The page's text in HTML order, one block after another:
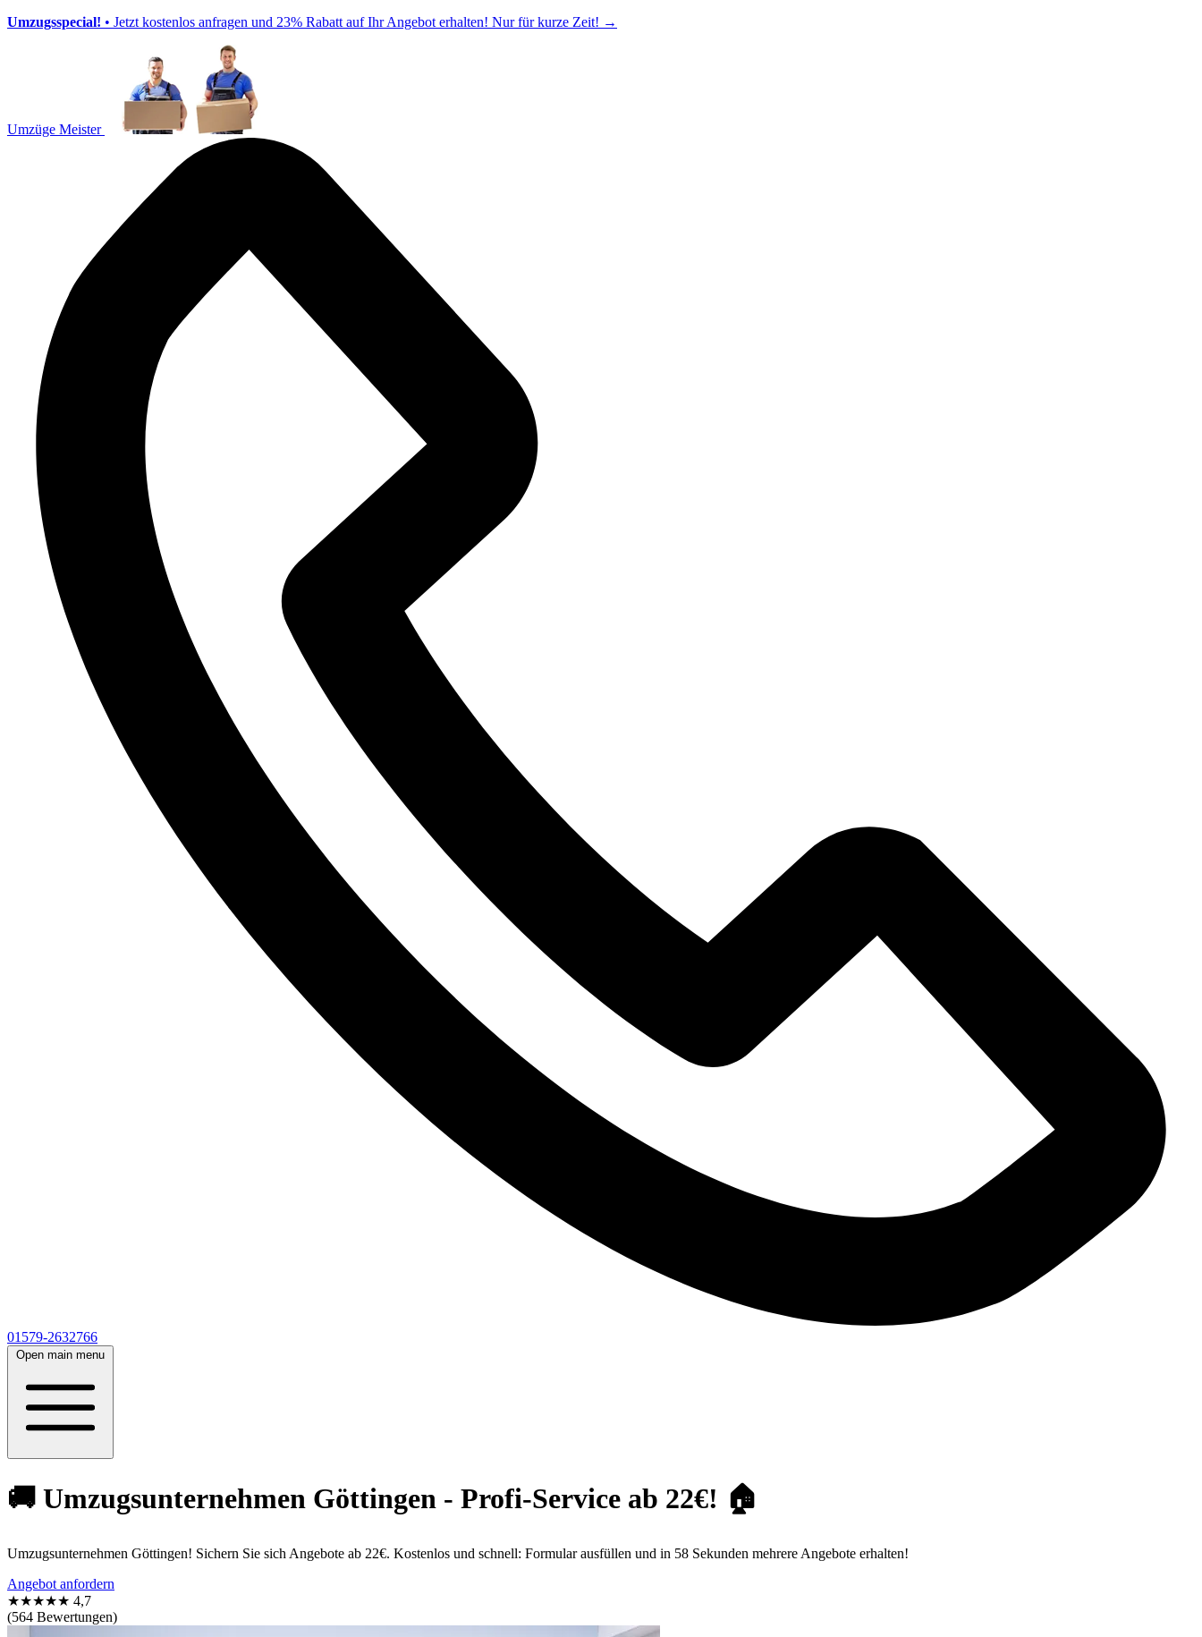
Umzugsspecial! • Jetzt kostenlos anfragen und 23% Rabatt auf Ihr Angebot erhalten! Nur für kurze Zeit! →
Umzüge Meister
01579-2632766
Open main menu
🚚 Umzugsunternehmen Göttingen - Profi-Service ab 22€! 🏠
Umzugsunternehmen Göttingen! Sichern Sie sich Angebote ab 22€. Kostenlos und schnell: Formular ausfüllen und in 58 Sekunden mehrere Angebote erhalten!
Angebot anfordern
★★★★★ 4,7
(564 Bewertungen)